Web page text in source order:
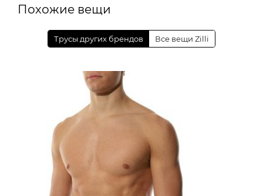
Похожие вещи
Трусы других брендов Все вещи Zilli